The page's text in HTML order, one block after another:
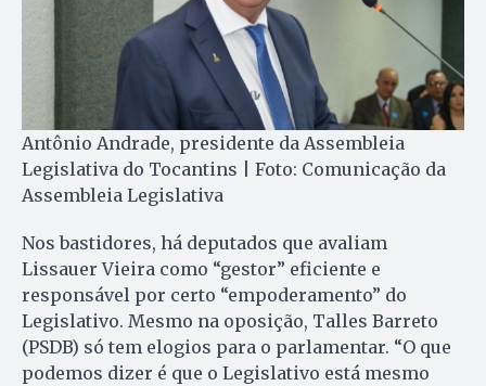
Antônio Andrade, presidente da Assembleia
Legislativa do Tocantins | Foto: Comunicação da
Assembleia Legislativa
Nos bastidores, há deputados que avaliam
Lissauer Vieira como “gestor” eficiente e
responsável por certo “empoderamento” do
Legislativo. Mesmo na oposição, Talles Barreto
(PSDB) só tem elogios para o parlamentar. “O que
podemos dizer é que o Legislativo está mesmo